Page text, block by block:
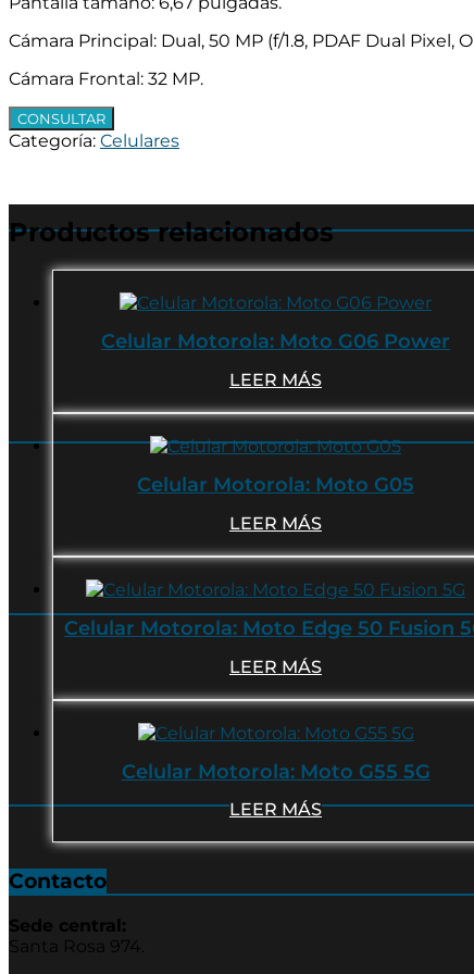
Cámara Principal: Dual, 50 MP (f/1.8, PDAF Dual Pixel,
Cámara Frontal: 32 MP.
CONSULTAR
Categoría: Celulares
Productos relacionados
Celular Motorola: Moto G06 Power
LEER MÁS
Celular Motorola: Moto G05
LEER MÁS
Celular Motorola: Moto Edge 50 Fusion
LEER MÁS
Celular Motorola: Moto G55 5G
LEER MÁS
Contacto
Sede central:
Santa Rosa 974.